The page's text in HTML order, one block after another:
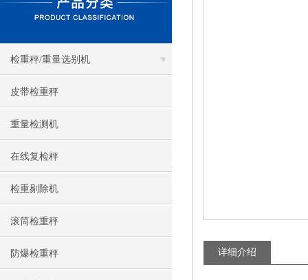
检重秤/重量选别机
皮带检重秤
重量检测机
在线复检秤
检重剔除机
滚筒检重秤
防爆检重秤 详细介绍